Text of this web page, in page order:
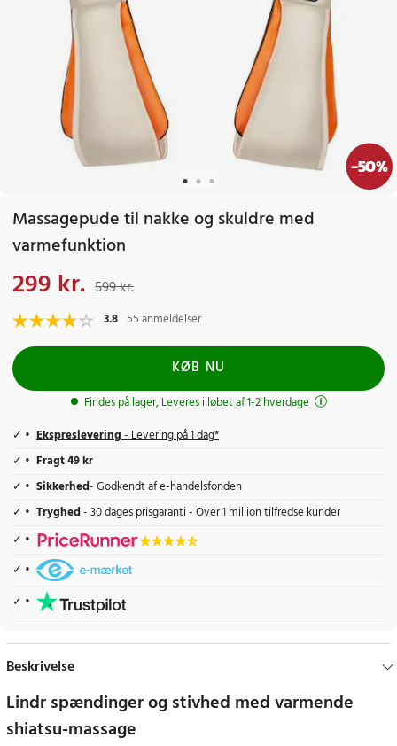
-50%
Massagepude til nakke og skuldre med
varmefunktion
Nuværende pris
299 kr. 599 kr.
3.8 55 anmeldelser
KØB NU
Findes på lager, Leveres i løbet af 1-2 hverdage
Ekspreslevering- Levering på 1 dag*
Fragt 49 kr
Sikkerhed- Godkendt af e-handelsfonden
Tryghed- 30 dages prisgaranti - Over 1 million tilfredse kunder
Beskrivelse
Lindr spændinger og stivhed med varmende
shiatsu-massage